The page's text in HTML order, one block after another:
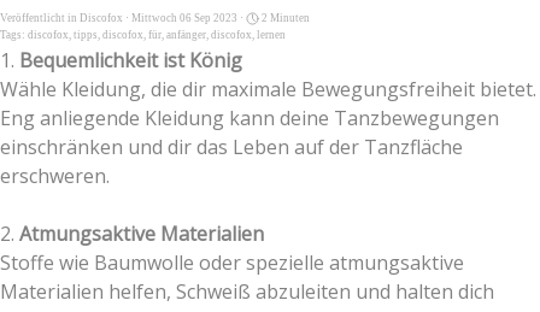
Veröffentlicht in Discofox · Mittwoch 06 Sep 2023 ·
2 Minuten
Tags: discofox, tipps, discofox, für, anfänger, discofox, lernen
1. Bequemlichkeit ist König
Wähle Kleidung, die dir maximale Bewegungsfreiheit bietet.
Eng anliegende Kleidung kann deine Tanzbewegungen
einschränken und dir das Leben auf der Tanzfläche
erschweren.
2. Atmungsaktive Materialien
Stoffe wie Baumwolle oder spezielle atmungsaktive
Materialien helfen, Schweiß abzuleiten und halten dich